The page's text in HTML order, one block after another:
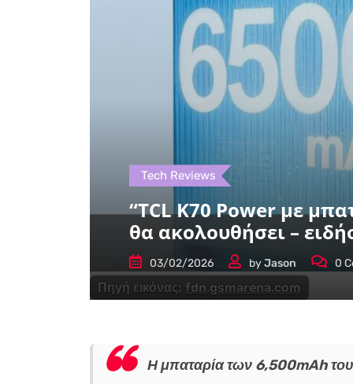
Πηγή εικόνας: fdn.gsmarena.com
Tech Reviews
“TCL K70 Power με
θα ακολουθήσει –
03/02/2026 byJason 0
Η μπαταρία των 6,500mAh